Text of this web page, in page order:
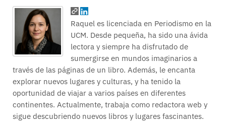
Raquel es licenciada en Periodismo en la
UCM. Desde pequeña, ha sido una ávida
lectora y siempre ha disfrutado de
sumergirse en mundos imaginarios a
través de las páginas de un libro. Además, le encanta
explorar nuevos lugares y culturas, y ha tenido la
oportunidad de viajar a varios países en diferentes
continentes. Actualmente, trabaja como redactora web y
sigue descubriendo nuevos libros y lugares fascinantes.